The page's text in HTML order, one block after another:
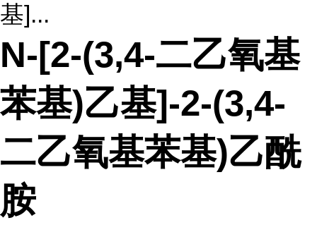
基]...
N-[2-(3,4-二乙氧基
苯基)乙基]-2-(3,4-
二乙氧基苯基)乙酰
胺